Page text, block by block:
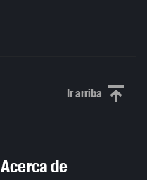
Ir arribaScroll to
Acerca de